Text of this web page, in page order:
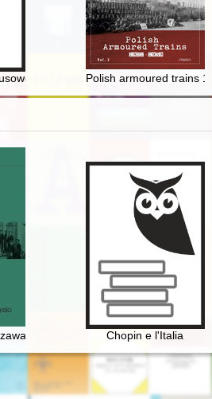
dla Żydów w Karczewie
Polish armoured trains
Chopina i początek polskiej
Chopin e l'Italia